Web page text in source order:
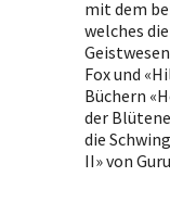
mit dem
welches
Fox und
Büchern
der
die
II» von